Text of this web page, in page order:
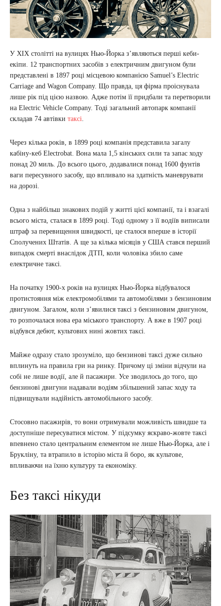
У ХІХ столітті на вулицях Нью-Йорка з’являються перші кеби-
екіпи. 12 транспортних засобів з електричним двигуном були
представлені в 1897 році місцевою компанією Samuel’s Electric
Carriage and Wagon Company. Що правда, ця фірма проіснувала
лише рік під цією назвою. Адже потім її придбали та перетворили
на Electric Vehicle Company. Тоді загальний автопарк компанії
складав 74 автівки таксі.
Через кілька років, в 1899 році компанія представила загалу
кабіну-кеб Electrobat. Вона мала 1,5 кінських сили та запас ходу
понад 20 миль. До всього цього, додавалися понад 1600 фунтів
ваги пересувного засобу, що впливало на здатність маневрувати
на дорозі.
Одна з найбільш знакових подій у житті цієї компанії, та і взагалі
всього міста, сталася в 1899 році. Тоді одному з її водіїв виписали
штраф за перевищення швидкості, це сталося вперше в історії
Сполучених Штатів. А ще за кілька місяців у США стався перший
випадок смерті внаслідок ДТП, коли чоловіка збило саме
електричне таксі.
На початку 1900-х років на вулицях Нью-Йорка відбувалося
протистояння між електромобілями та автомобілями з бензиновим
двигуном. Загалом, коли з’явилися таксі з бензиновим двигуном,
то розпочалася нова ера міського транспорту. А вже в 1907 році
відбувся дебют, культових нині жовтих таксі.
Майже одразу стало зрозуміло, що бензинові таксі дуже сильно
вплинуть на правила гри на ринку. Причому ці зміни відчули на
собі не лише водії, але й пасажири. Усе зводилось до того, що
бензинові двигуни надавали водіям збільшений запас ходу та
підвищували надійність автомобільного засобу.
Стосовно пасажирів, то вони отримували можливість швидше та
доступніше пересуватися містом. У підсумку яскраво-жовте таксі
впевнено стало центральним елементом не лише Нью-Йорка, але і
Брукліну, та втрапило в історію міста й боро, як культове,
впливаючи на їхню культуру та економіку.
Без таксі нікуди